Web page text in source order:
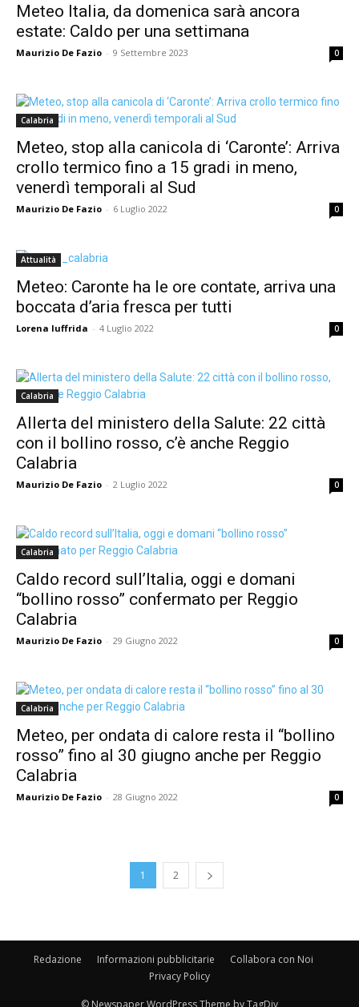
Meteo Italia, da domenica sarà ancora
estate: Caldo per una settimana
Maurizio De Fazio - 9 Settembre 2023 0
Calabria
Meteo, stop alla canicola di ‘Caronte’: Arriva
crollo termico fino a 15 gradi in meno,
venerdì temporali al Sud
Maurizio De Fazio - 6 Luglio 2022 0
Attualità
Meteo: Caronte ha le ore contate, arriva una
boccata d’aria fresca per tutti
Lorena Iuffrida - 4 Luglio 2022 0
Calabria
Allerta del ministero della Salute: 22 città
con il bollino rosso, c’è anche Reggio
Calabria
Maurizio De Fazio - 2 Luglio 2022 0
Calabria
Caldo record sull’Italia, oggi e domani
“bollino rosso” confermato per Reggio
Calabria
Maurizio De Fazio - 29 Giugno 2022 0
Calabria
Meteo, per ondata di calore resta il “bollino
rosso” fino al 30 giugno anche per Reggio
Calabria
Maurizio De Fazio - 28 Giugno 2022 0
1 2
Redazione Informazioni pubblicitarie
Collabora con Noi
Privacy Policy
© Newspaper WordPress Theme by TagDiv